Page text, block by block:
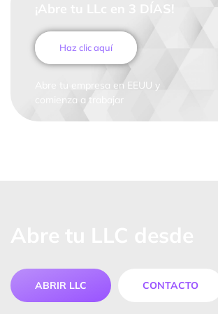
¡Abre tu LLc en 3 DÍAS!
Haz clic aquí
Abre tu empresa en EEUU y
comienza a trabajar
ABRIR LLC CONTACTO